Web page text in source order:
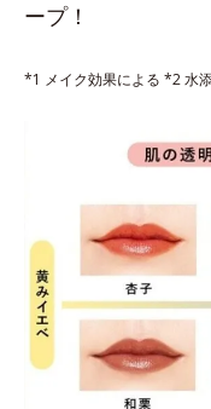
ープ！
*1 メイク効果による *2 水